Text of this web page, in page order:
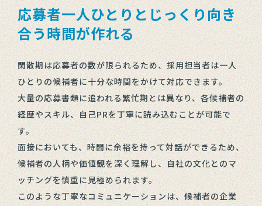
応募者一人ひとりとじっくり向き
合う時間が作れる
閑散期は応募者の数が限られるため、採用担当者は一人
ひとりの候補者に十分な時間をかけて対応できます。
大量の応募書類に追われる繁忙期とは異なり、各候補者の
経歴やスキル、自己PRを丁寧に読み込むことが可能で
す。
面接においても、時間に余裕を持って対話ができるため、
候補者の人柄や価値観を深く理解し、自社の文化とのマ
ッチングを慎重に見極められます。
このような丁寧なコミュニケーションは、候補者の企業